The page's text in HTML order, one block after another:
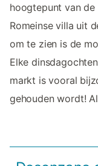
hoogtepunt van
Romeinse villa uit
om te zien is de
Elke
markt is vooral
gehouden wordt!